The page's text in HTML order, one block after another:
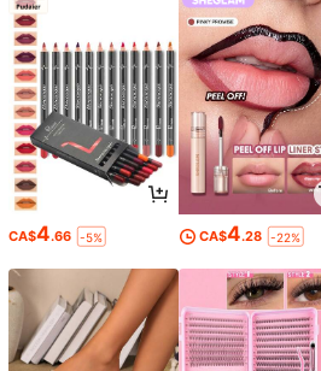
CA$4.66 -5% CA$4.28 -22%